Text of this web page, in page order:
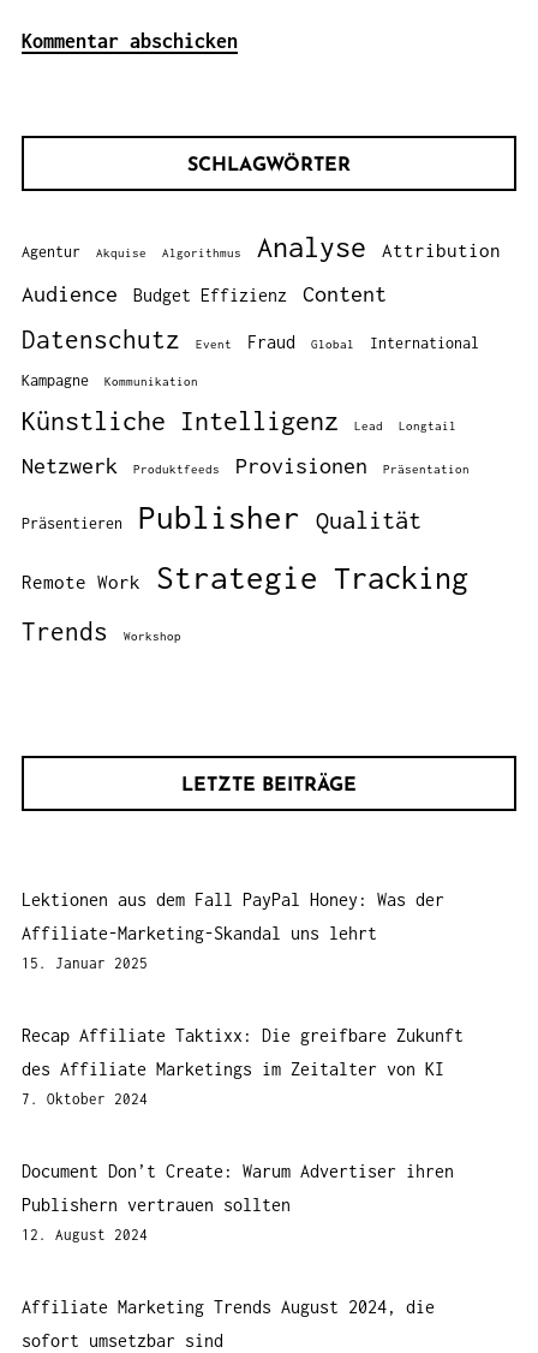
SCHLAGWÖRTER
Agentur Akquise Algorithmus Analyse Attribution
Audience Budget Effizienz Content
Datenschutz Event Fraud Global International
Kampagne Kommunikation
Künstliche Intelligenz Lead Longtail
Netzwerk Produktfeeds Provisionen Präsentation
Präsentieren Publisher Qualität
Remote Work Strategie Tracking
Trends Workshop
LETZTE BEITRÄGE
Lektionen aus dem Fall PayPal Honey: Was der
Affiliate-Marketing-Skandal uns lehrt
15. Januar 2025
Recap Affiliate Taktixx: Die greifbare Zukunft
des Affiliate Marketings im Zeitalter von KI
7. Oktober 2024
Document Don’t Create: Warum Advertiser ihren
Publishern vertrauen sollten
12. August 2024
Affiliate Marketing Trends August 2024, die
sofort umsetzbar sind